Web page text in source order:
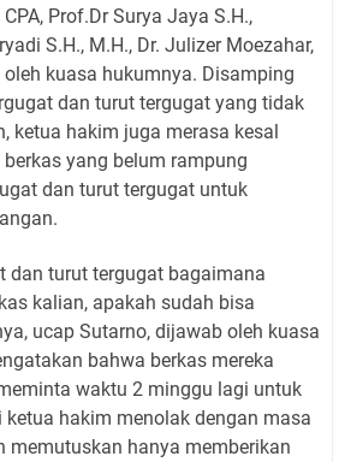
Prof.Dr Surya Jaya S.H.,
S.H., M.H., Dr. Julizer Moezahar,
oleh kuasa hukumnya. Disamping
dan turut tergugat yang tidak
ketua hakim juga merasa kesal
yang belum rampung
dan turut tergugat untuk
dan turut tergugat bagaimana
kalian, apakah sudah bisa
ucap Sutarno, dijawab oleh kuasa
bahwa berkas mereka
waktu 2 minggu lagi untuk
ketua hakim menolak dengan masa
memutuskan hanya memberikan